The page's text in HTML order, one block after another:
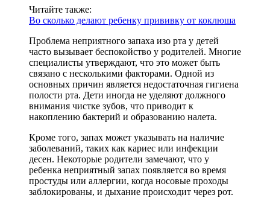
Читайте также:
Во сколько делают ребенку прививку от коклюша
Проблема неприятного запаха изо рта у детей
часто вызывает беспокойство у родителей. Многие
специалисты утверждают, что это может быть
связано с несколькими факторами. Одной из
основных причин является недостаточная гигиена
полости рта. Дети иногда не уделяют должного
внимания чистке зубов, что приводит к
накоплению бактерий и образованию налета.
Кроме того, запах может указывать на наличие
заболеваний, таких как кариес или инфекции
десен. Некоторые родители замечают, что у
ребенка неприятный запах появляется во время
простуды или аллергии, когда носовые проходы
заблокированы, и дыхание происходит через рот.